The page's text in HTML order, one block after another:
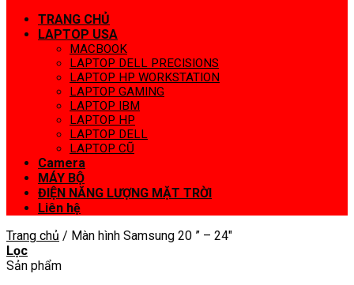
TRANG CHỦ
LAPTOP USA
MACBOOK
LAPTOP DELL PRECISIONS
LAPTOP HP WORKSTATION
LAPTOP GAMING
LAPTOP IBM
LAPTOP HP
LAPTOP DELL
LAPTOP CŨ
Camera
MÁY BỘ
ĐIỆN NĂNG LƯỢNG MẶT TRỜI
Liên hệ
Trang chủ / Màn hình Samsung 20 ” – 24″
Lọc
Sản phẩm